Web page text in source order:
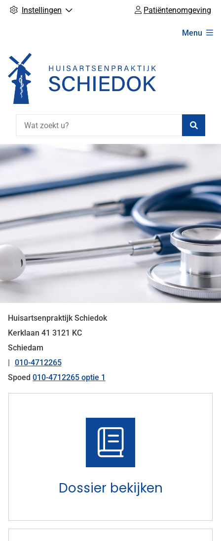
Instellingen Patiëntenomgeving
Menu
Huisartsenpraktijk Schiedok
Kerklaan 41 3121 KC
Schiedam
Tel:
010-4712265
Spoed 010-4712265 optie 1
Dossier bekijken